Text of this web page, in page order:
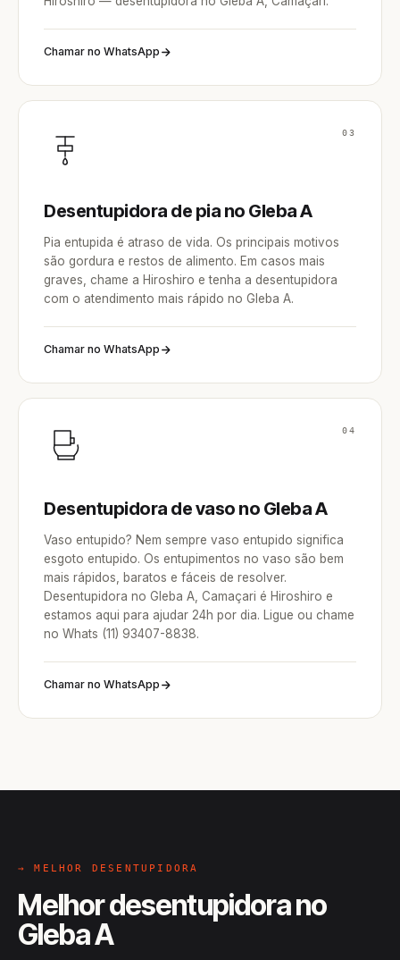
Chamar no WhatsApp
03
Desentupidora de pia no Gleba A
Pia entupida é atraso de vida. Os principais motivos
são gordura e restos de alimento. Em casos mais
graves, chame a Hiroshiro e tenha a desentupidora
com o atendimento mais rápido no Gleba A.
Chamar no WhatsApp
04
Desentupidora de vaso no Gleba A
Vaso entupido? Nem sempre vaso entupido significa
esgoto entupido. Os entupimentos no vaso são bem
mais rápidos, baratos e fáceis de resolver.
Desentupidora no Gleba A, Camaçari é Hiroshiro e
estamos aqui para ajudar 24h por dia. Ligue ou chame
no Whats (11) 93407-8838.
Chamar no WhatsApp
→ MELHOR DESENTUPIDORA
Melhor desentupidora no
Gleba A